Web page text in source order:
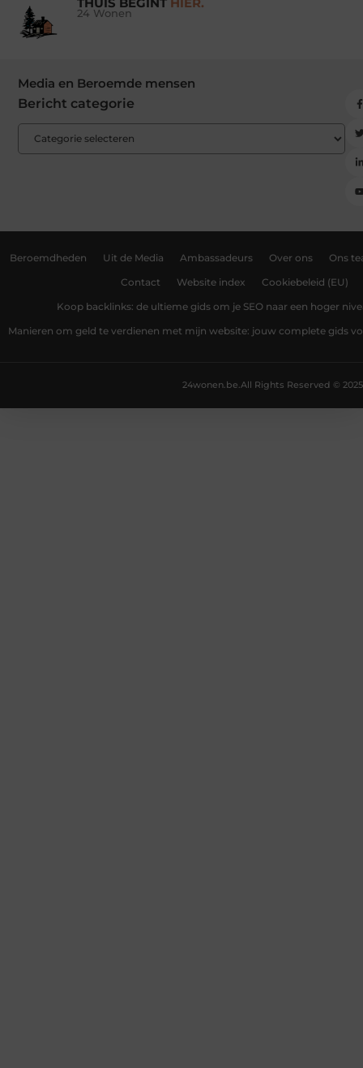
24 Wonen
Media en Beroemde mensen
Bericht categorie
Beroemdheden Uit de Media Ambassadeurs Over ons Ons
Contact Website index Cookiebeleid (EU)
Koop backlinks: de ultieme gids om je SEO naar een hoger
Manieren om geld te verdienen met mijn website: jouw complete gids
All Rights Reserved © 2025
24wonen.be.